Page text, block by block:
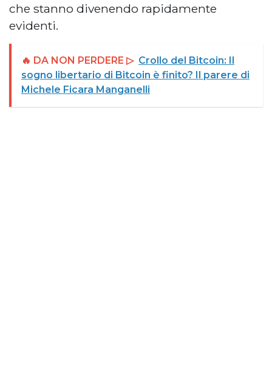
che stanno divenendo rapidamente
evidenti.
🔥 DA NON PERDERE ▷ Crollo del Bitcoin: Il
sogno libertario di Bitcoin è finito? Il parere di
Michele Ficara Manganelli